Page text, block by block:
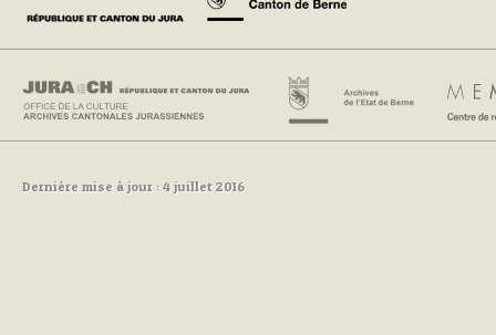
Dernière mise à jour : 4 juillet 2016